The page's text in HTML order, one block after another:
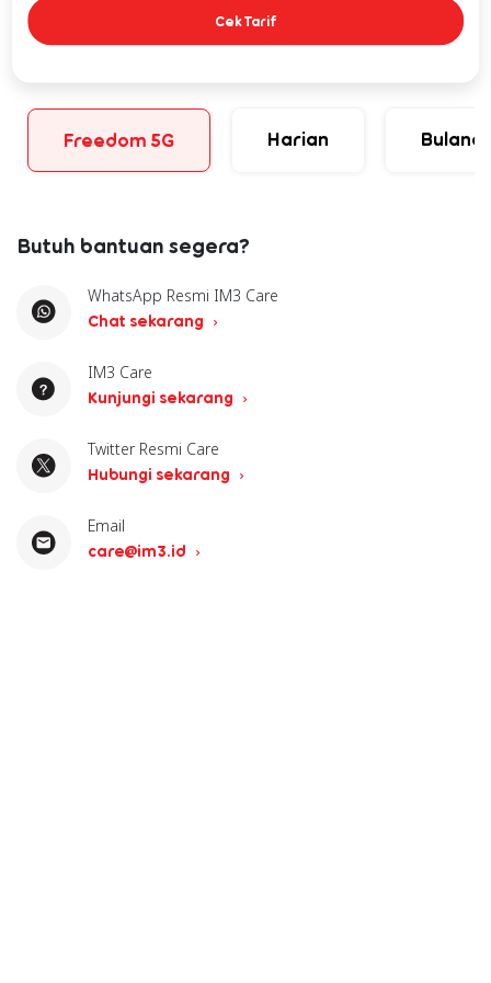
Cek Tarif
Freedom 5G Harian
Butuh bantuan segera?
WhatsApp Resmi IM3 Care
Chat sekarang
IM3 Care
Kunjungi sekarang
Twitter Resmi Care
Hubungi sekarang
Email
care@im3.id